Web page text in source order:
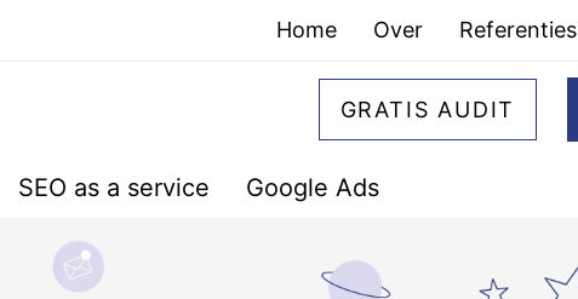
Home Over Referenties
GRATIS AUDIT
SEO as a service Google Ads